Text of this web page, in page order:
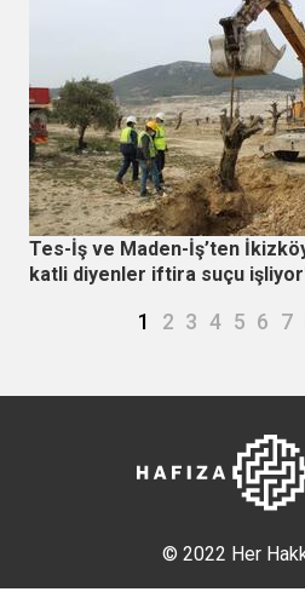
Tes-İş ve Maden-İş’ten
katli diyenler iftira suçu
Şu an kullanılan
1 Page
2 Page
3 Page
4 Page
5 Page
6 7
© 2022 Her